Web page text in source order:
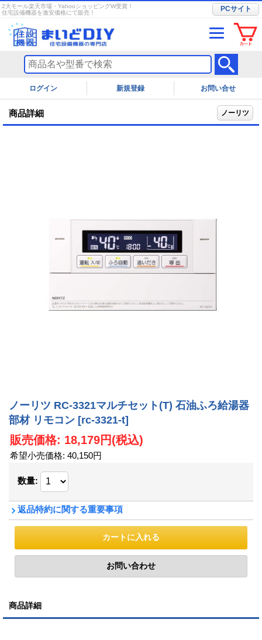
2大モール楽天市場・YahooショッピングW受賞！
住宅設備機器を激安価格にて販売！
PCサイト
ログイン お問い合せ
商品詳細 ノーリツ
ノーリツ RC-3321マルチセット(T) 石油ふろ給湯器
部材 リモコン [rc-3321-t]
販売価格: 18,179円(税込)
希望小売価格: 40,150円
数量:
返品特約に関する重要事項
商品詳細